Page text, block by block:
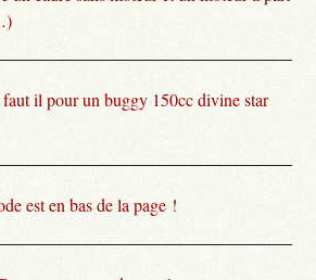
faut il pour un buggy 150cc divine star
est en bas de la page !